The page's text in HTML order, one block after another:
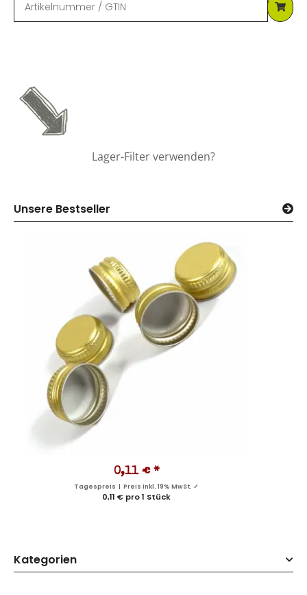
Lager-Filter verwenden?
Unsere Bestseller
0,11 € *
Tagespreis | Preis inkl. 19% MwSt. ✓
0,11 € pro 1 Stück
Kategorien